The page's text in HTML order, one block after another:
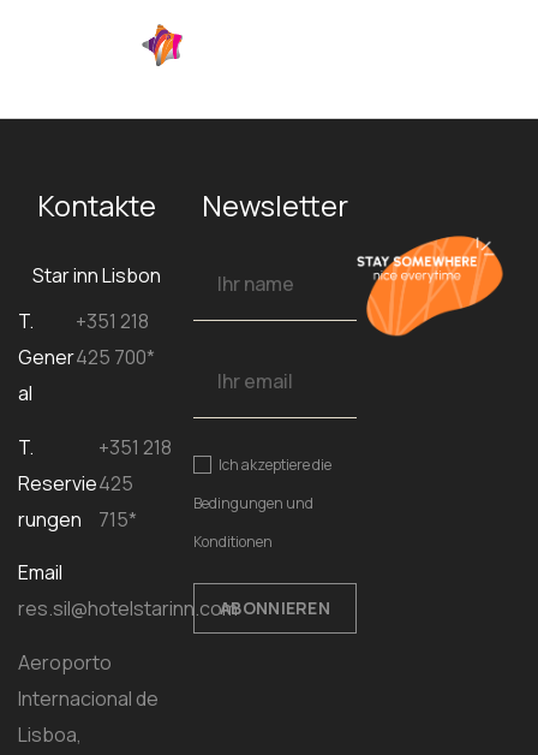
Kontakte
Star inn Lisbon
T.
Gener
al
+351 218
425 700*
T.
Reservie
rungen
+351 218
425
715*
Email
res.sil@hotelstarinn.com
Aeroporto
Internacional de
Lisboa,
Newsletter
Ich akzeptiere die
Bedingungen und
Konditionen
ABONNIEREN